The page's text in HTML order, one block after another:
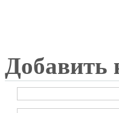
Добавить